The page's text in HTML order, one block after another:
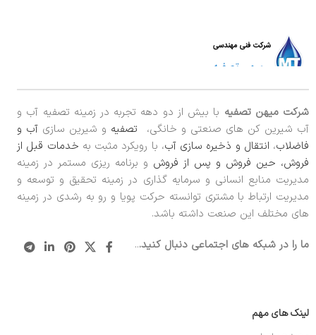
شرکت میهن تصفیه با بیش از دو دهه تجربه در زمینه تصفیه آب و
آب شیرین کن های صنعتی و خانگی،
تصفیه و شیرین سازی آب و
فاضلاب، انتقال و ذخیره سازی آب، با رویکرد مثبت به خدمات قبل از
فروش، حین فروش و پس از فروش و برنامه ریزی مستمر در زمینه
مدیریت منابع انسانی و سرمایه گذاری در زمینه تحقیق و توسعه و
مدیریت ارتباط با مشتری توانسته حرکت پویا و رو به رشدی در زمینه
های مختلف این صنعت داشته باشد.
ما را در شبکه های اجتماعی دنبال کنید...
لینک های مهم